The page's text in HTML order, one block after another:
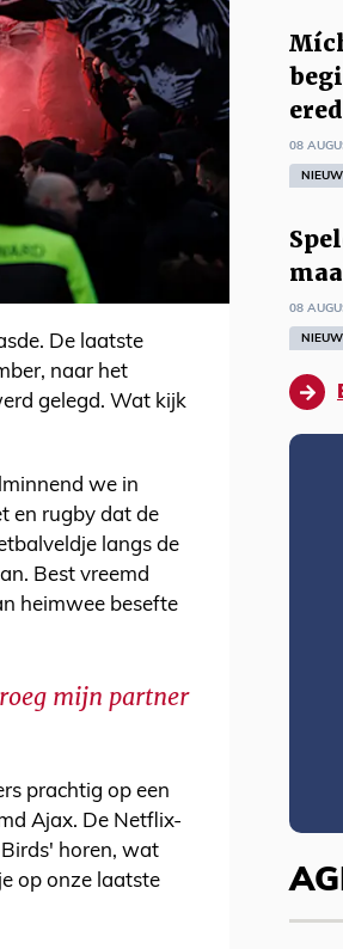
De laatste
naar het
gelegd. Wat kijk
we in
en rugby dat de
langs de
Best vreemd
heimwee besefte
mijn partner
prachtig op een
Ajax. De Netflix-
horen, wat
op onze laatste
08
08